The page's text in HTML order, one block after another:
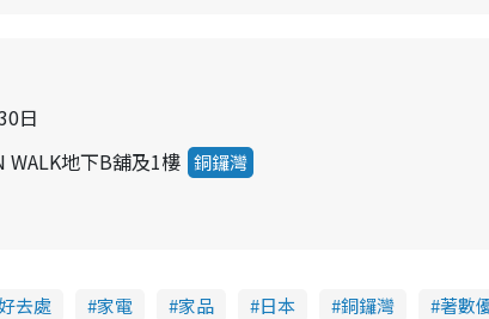
日
WALK地下B舖及1樓 銅鑼灣
去處 家電 家品 日本 銅鑼灣 著數